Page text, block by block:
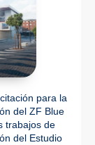
para la
del ZF Blue
trabajos de
del Estudio